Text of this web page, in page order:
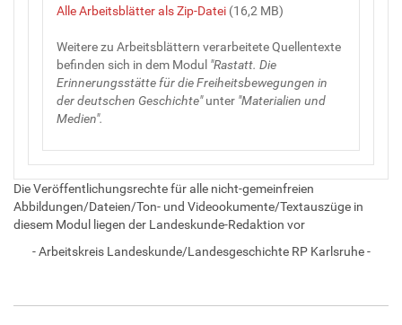
Alle Arbeitsblätter als Zip-Datei (16,2 MB)
Weitere zu Arbeitsblättern verarbeitete Quellentexte
befinden sich in dem Modul "Rastatt. Die
Erinnerungsstätte für die Freiheitsbewegungen in
der deutschen Geschichte"unter "Materialien und
Medien".
Die Veröffentlichungsrechte für alle nicht-gemeinfreien
Abbildungen/Dateien/Ton- und Videookumente/Textauszüge in
diesem Modul liegen der Landeskunde-Redaktion vor
- Arbeitskreis Landeskunde/Landesgeschichte RP Karlsruhe -